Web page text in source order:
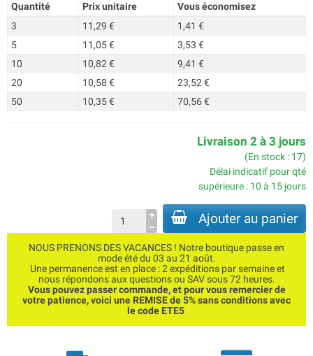
Quantité Prix unitaire
Vous économisez
3
11,29 €
1,41 €
5
11,05 €
3,53 €
10
10,82 €
9,41 €
20
10,58 €
23,52 €
50
10,35 € 70,56 €
Livraison 2 à 3 jours
(En stock : 17)
Délai indicatif pour qté
supérieure : 10 à 15 jours
Ajouter au panier
NOUS PRENONS DES VACANCES ! Notre boutique passe en
mode été du 03 au 21 août.
Une permanence est en place : 2 expéditions par semaine et
nous répondons aux questions ou SAV sous 72 heures.
Vous pouvez passer commande, et pour vous remercier de
votre patience, voici une REMISE de 5% sans conditions avec
le code ETE5